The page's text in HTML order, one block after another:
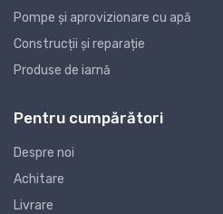
Pompe și aprovizionare cu apă
Construcții și reparație
Produse de iarnă
Pentru cumpărători
Despre noi
Achitare
Livrare